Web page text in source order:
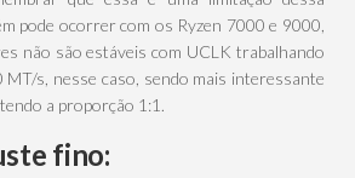
pode ocorrer com os Ryzen 7000 e 9000,
não são estáveis com UCLK trabalhando
MT/s, nesse caso, sendo mais interessante
a proporção 1:1.
fino: